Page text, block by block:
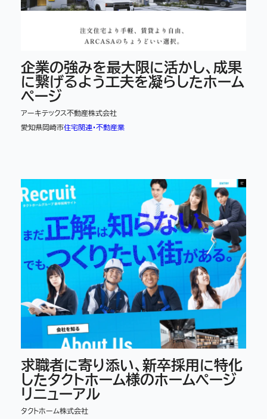
企業の強みを最大限に活かし、成果
に繋げるよう工夫を凝らしたホーム
ページ
アーキテックス不動産株式会社
愛知県岡崎市住宅関連・不動産業
求職者に寄り添い、新卒採用に特化
したタクトホーム様のホームページ
リニューアル
タクトホーム株式会社